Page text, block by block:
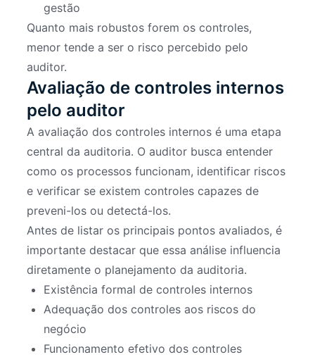
gestão
Quanto mais robustos forem os controles,
menor tende a ser o risco percebido pelo
auditor.
Avaliação de controles internos
pelo auditor
A avaliação dos controles internos é uma etapa
central da auditoria. O auditor busca entender
como os processos funcionam, identificar riscos
e verificar se existem controles capazes de
preveni-los ou detectá-los.
Antes de listar os principais pontos avaliados, é
importante destacar que essa análise influencia
diretamente o planejamento da auditoria.
Existência formal de controles internos
Adequação dos controles aos riscos do
negócio
Funcionamento efetivo dos controles